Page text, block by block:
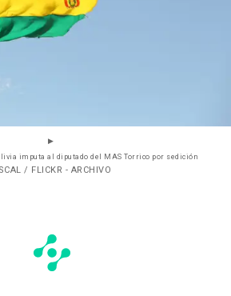
imputa al diputado del MAS Torrico por sedición
/ FLICKR - ARCHIVO